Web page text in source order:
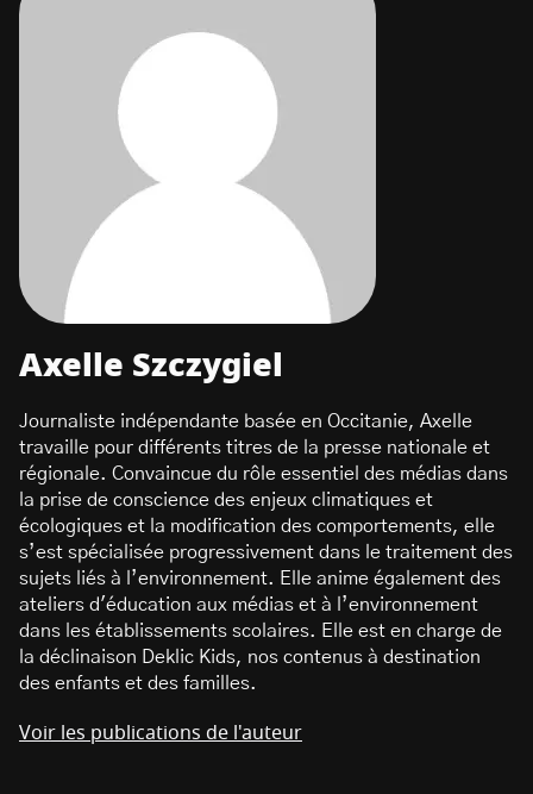
Axelle Szczygiel
Journaliste indépendante basée en Occitanie, Axelle
travaille pour différents titres de la presse nationale et
régionale. Convaincue du rôle essentiel des médias dans
la prise de conscience des enjeux climatiques et
écologiques et la modification des comportements, elle
s’est spécialisée progressivement dans le traitement des
sujets liés à l’environnement. Elle anime également des
ateliers d'éducation aux médias et à l’environnement
dans les établissements scolaires. Elle est en charge de
la déclinaison Deklic Kids, nos contenus à destination
des enfants et des familles.
Voir les publications de l'auteur